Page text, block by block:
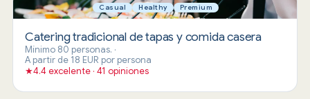
Casual Healthy Premium
Catering tradicional de tapas y comida casera
Mínimo 80 personas. ·
A partir de 18 EUR por persona
★4.4 excelente · 41 opiniones